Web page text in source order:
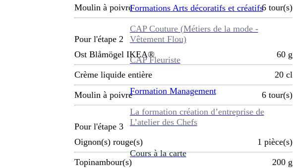
Formations Arts décoratifs et créatifs
CAP Couture (Métiers de la mode -
Vêtement Flou)
CAP Fleuriste
Formation Management
La formation création d’entreprise de
L’atelier des Chefs
Cours à la carte
Moulin à poivre 6 tour(s)
Pour l'étape 2
Ost Blåmögel IKEA®
60 g
Crème liquide entière 20 cl
Moulin à poivre 6 tour(s)
Pour l'étape 3
Oignon(s) rouge(s)
1 pièce(s)
Topinambour(s) 200 g